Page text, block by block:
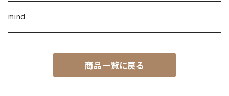
mind
商品一覧に戻る